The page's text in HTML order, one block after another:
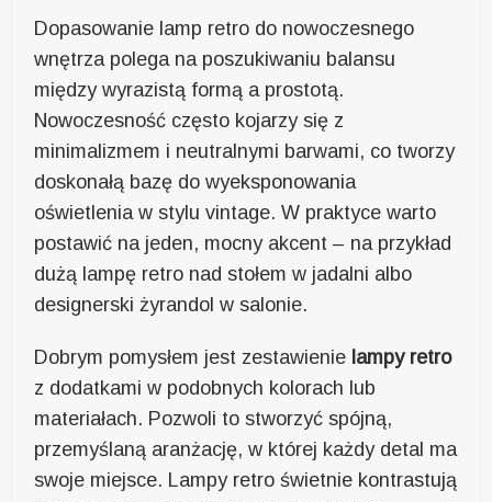
Dopasowanie lamp retro do nowoczesnego
wnętrza polega na poszukiwaniu balansu
między wyrazistą formą a prostotą.
Nowoczesność często kojarzy się z
minimalizmem i neutralnymi barwami, co tworzy
doskonałą bazę do wyeksponowania
oświetlenia w stylu vintage. W praktyce warto
postawić na jeden, mocny akcent – na przykład
dużą lampę retro nad stołem w jadalni albo
designerski żyrandol w salonie.
Dobrym pomysłem jest zestawienie lampy retro
z dodatkami w podobnych kolorach lub
materiałach. Pozwoli to stworzyć spójną,
przemyślaną aranżację, w której każdy detal ma
swoje miejsce. Lampy retro świetnie kontrastują